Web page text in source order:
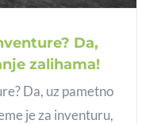
Da,
zalihama!
Da, uz pametno
je za inventuru,